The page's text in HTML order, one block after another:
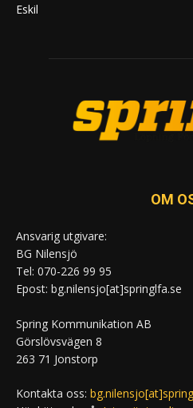
Eskil
OM
Ansvarig utgivare:
BG Nilensjö
Tel: 070-226 99 95
Epost: bg.nilensjo[at]springlfa.se
Spring Kommunikation AB
Görslövsvägen 8
263 71 Jonstorp
Kontakta oss: